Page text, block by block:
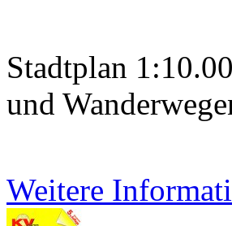
Stadtplan
und
Weitere